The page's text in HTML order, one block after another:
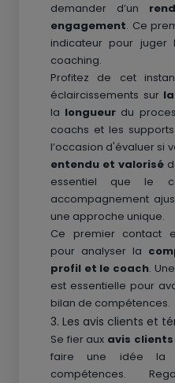
demander d’un
engagement. Ce
indicateur pour
coaching.
Profitez de cet
éclaircissements sur
la longueur du
coachs et les
l’occasion d'évaluer si
entendu et valorisé
essentiel que le
accompagnement
une approche unique.
Ce premier contact
pour analyser la
profil et le coach.
est essentielle pour
bilan de compétences.
3. Les avis clients et
Se fier aux avis clients
faire une idée la
compétences.